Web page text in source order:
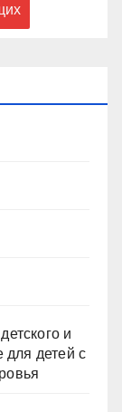
и
для детей с